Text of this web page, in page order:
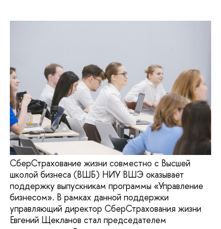
СберСтрахование жизни совместно с Высшей
школой бизнеса (ВШБ) НИУ ВШЭ оказывает
поддержку выпускникам программы «Управление
бизнесом». В рамках данной поддержки
управляющий директор СберСтрахования жизни
Евгений Щекланов стал председателем